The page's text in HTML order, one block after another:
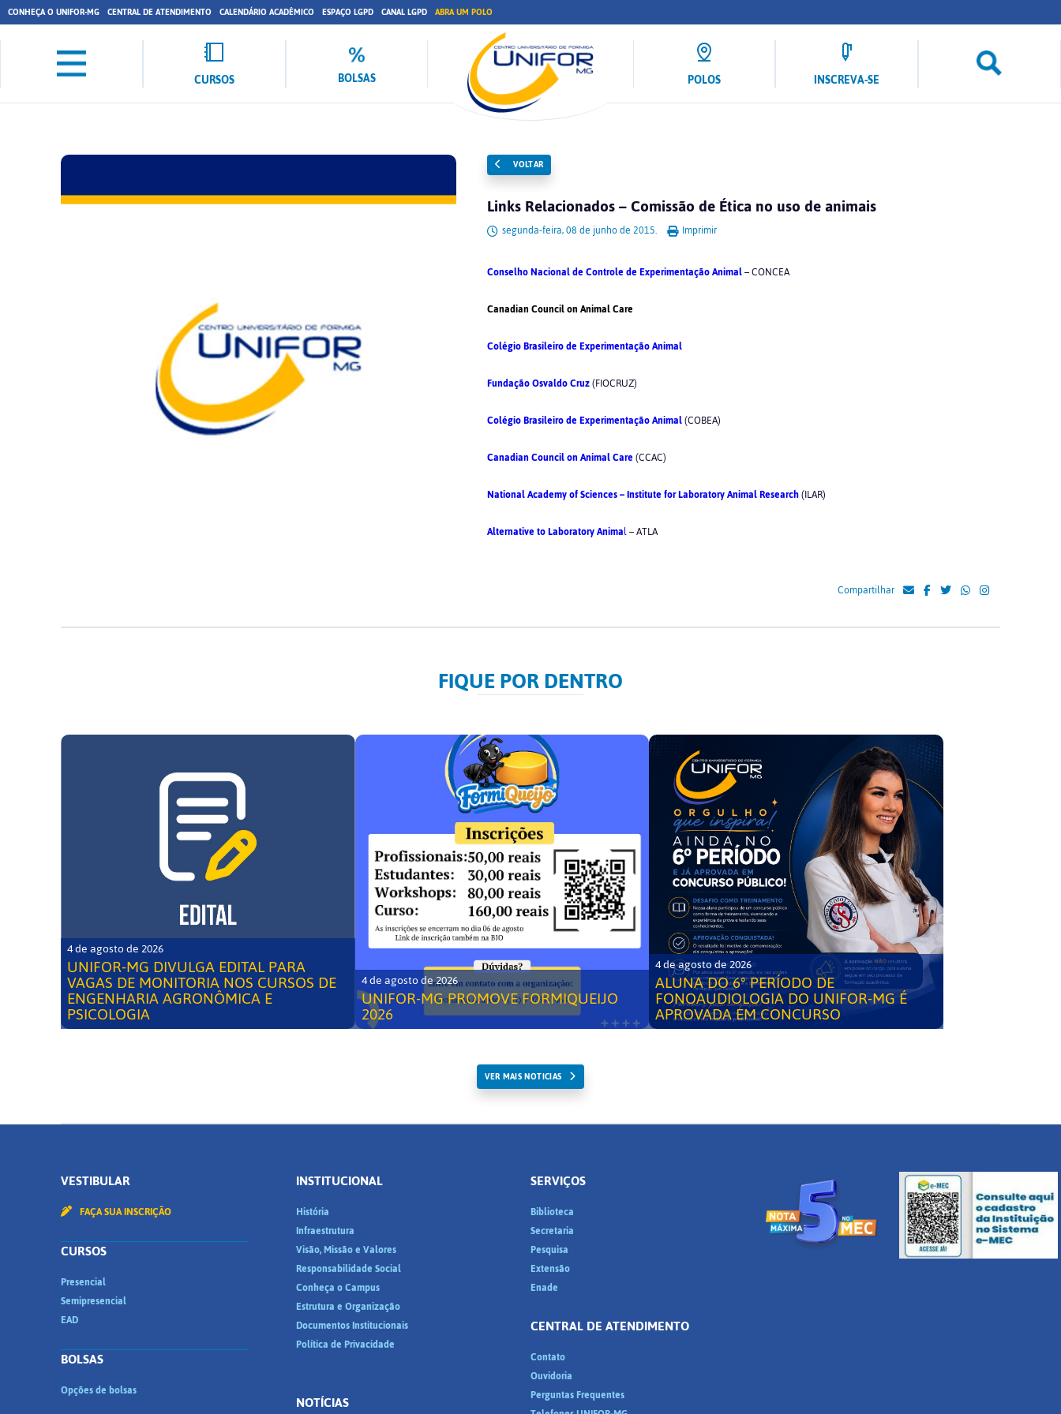
CONHEÇA O UNIFOR-MG CENTRAL DE ATENDIMENTO CALENDÁRIO ACADÊMICO ESPAÇO LGPD CANAL LGPD ABRA UM POLO
CURSOS BOLSAS POLOS INSCREVA-SE
VOLTAR
Links Relacionados – Comissão de Ética no uso de animais
segunda-feira, 08 de junho de 2015. Imprimir
Conselho Nacional de Controle de Experimentação Animal– CONCEA
Canadian Council on Animal Care
Colégio Brasileiro de Experimentação Animal
Fundação Osvaldo Cruz(FIOCRUZ)
Colégio Brasileiro de Experimentação Animal(COBEA)
Canadian Council on Animal Care(CCAC)
National Academy of Sciences – Institute for Laboratory Animal Research(ILAR)
Alternative to Laboratory Animal– ATLA
Compartilhar
FIQUE POR DENTRO
4 de agosto de 2026
UNIFOR-MG DIVULGA EDITAL PARA
VAGAS DE MONITORIA NOS CURSOS DE
ENGENHARIA AGRONÔMICA E
PSICOLOGIA
4 de agosto de 2026
UNIFOR-MG PROMOVE FORMIQUEIJO
2026
4 de agosto de 2026
ALUNA DO 6° PERÍODO DE
FONOAUDIOLOGIA DO UNIFOR-MG É
APROVADA EM CONCURSO
VER MAIS NOTICIAS
VESTIBULAR
FAÇA SUA INSCRIÇÃO
CURSOS
Presencial
Semipresencial
EAD
BOLSAS
Opções de bolsas
INSTITUCIONAL
História
Infraestrutura
Visão, Missão e Valores
Responsabilidade Social
Conheça o Campus
Estrutura e Organização
Documentos Institucionais
Política de Privacidade
NOTÍCIAS
SERVIÇOS
Biblioteca
Secretaria
Pesquisa
Extensão
Enade
CENTRAL DE ATENDIMENTO
Contato
Ouvidoria
Perguntas Frequentes